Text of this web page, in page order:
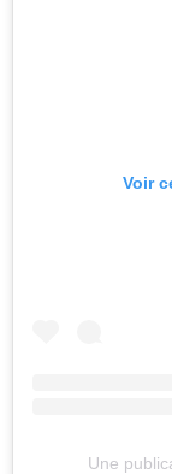
Voir
Une